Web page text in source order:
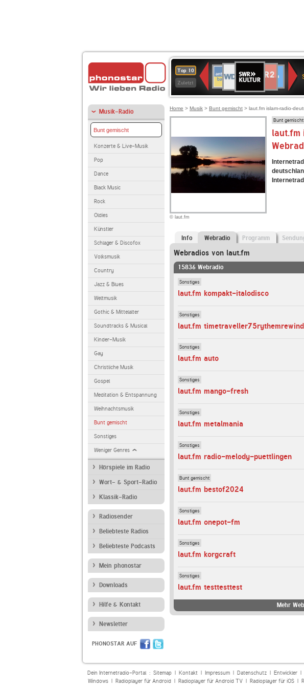
Top 10
Zuletzt
80er
90er
OLDIE
ANTENNE
SWR3
WDR
4
BR-
KLASSIK
Deutschlandfunk
Kultur
ANTENNE
BAYERN
2
Kultur2
Musik-Radio
Bunt gemischt
Konzerte & Live-Musik
Pop
Dance
Black Music
Rock
Oldies
Künstler
Schlager & Discofox
Volksmusik
Country
Jazz & Blues
Weltmusik
Gothic & Mittelalter
Soundtracks & Musical
Kinder-Musik
Gay
Christliche Musik
Gospel
Meditation & Entspannung
Weihnachtsmusik
Bunt gemischt
Sonstiges
Weniger Genres
Hörspiele im Radio
Wort- & Sport-Radio
Klassik-Radio
Radiosender
Beliebteste Radios
Beliebteste Podcasts
Mein phonostar
Downloads
Hilfe & Kontakt
Newsletter
PHONOSTAR AUF
Home > Musik > Bunt gemischt > laut.fm islam-radio-
© laut.fm
Bunt gemischt
laut.fm
Info Webradio Programm
Webradios von laut.fm
15836 Webradio
Sonstiges
laut.fm kompakt-italodisco
Sonstiges
laut.fm
Sonstiges
laut.fm auto
Sonstiges
laut.fm mango-fresh
Sonstiges
laut.fm metalmania
Sonstiges
laut.fm radio-melody-puettlingen
Bunt gemischt
laut.fm bestof2024
Sonstiges
laut.fm onepot-fm
Sonstiges
laut.fm korgcraft
Sonstiges
laut.fm testtesttest
Mehr
Dein Internetradio-Portal : Sitemap| Kontakt| Impressum| Datenschutz| Entwickler|
Windows| Radioplayer für Android| Radioplayer für Android TV| Radioplayer für iOS|